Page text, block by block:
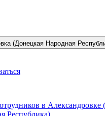
(Донецкая Народная
в Александровке
Республика)